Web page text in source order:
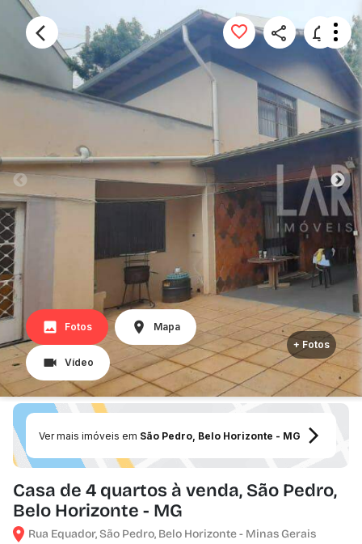
Fotos Mapa
Vídeo
+ Fotos
Ver mais imóveis em São Pedro, Belo Horizonte - MG
Casa de 4 quartos à venda, São Pedro,
Belo Horizonte - MG
Rua Equador, São Pedro, Belo Horizonte - Minas Gerais